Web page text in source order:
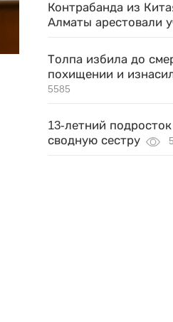
Контрабанда из
Алматы арестовали
Толпа избила до
похищении и
5585
13-летний
сводную сестру